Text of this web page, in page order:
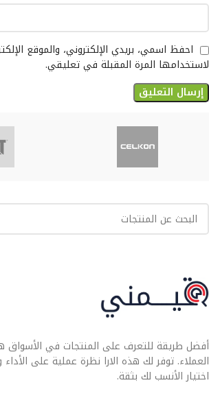
احفظ اسمي، بريدي الإلكتروني، والموقع
لاستخدامها المرة المقبلة في تعليقي.
أفضل طريقة للتعرف على المنتجات في الأسواق
العملاء. توفر لك هذه الارا نظرة عملية على
اختيار الأنسب لك بثقة.